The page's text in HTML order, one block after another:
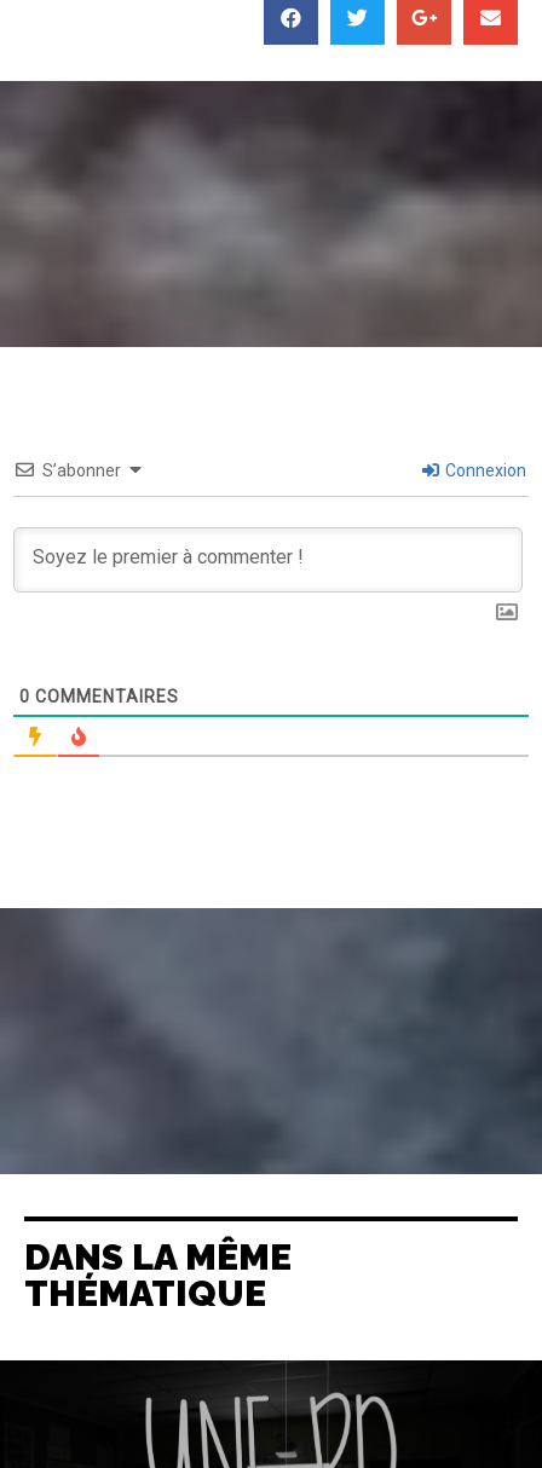
S’abonner Connexion
0 COMMENTAIRES
DANS LA MÊME
THÉMATIQUE